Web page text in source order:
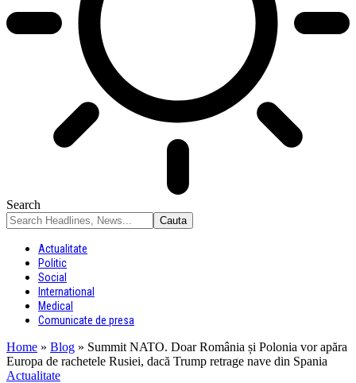
Search
Actualitate
Politic
Social
International
Medical
Comunicate de presa
Home » Blog » Summit NATO. Doar România și Polonia vor apăra
Europa de rachetele Rusiei, dacă Trump retrage nave din Spania
Actualitate